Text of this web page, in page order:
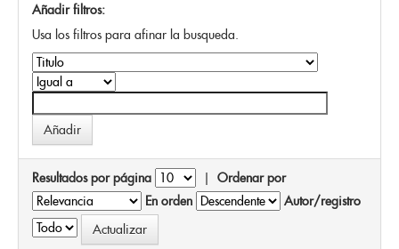
Añadir filtros:
Usa los filtros para afinar la busqueda.
Resultados por página | Ordenar por
En orden
Autor/registro